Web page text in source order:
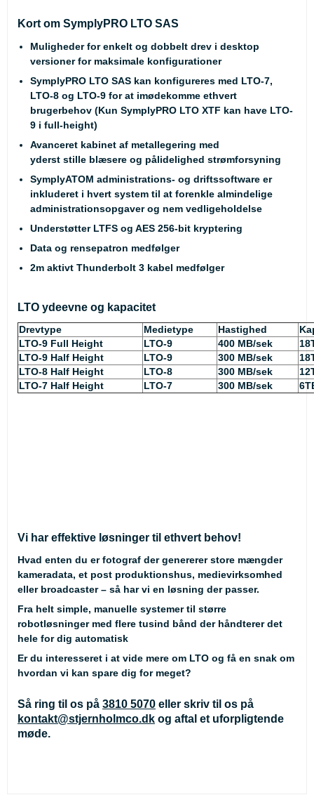
Kort om SymplyPRO LTO SAS
Muligheder for enkelt og dobbelt drev i desktop
versioner for maksimale konfigurationer
SymplyPRO LTO SAS kan konfigureres med LTO-7,
LTO-8 og LTO-9 for at imødekomme ethvert
brugerbehov (Kun SymplyPRO LTO XTF kan have LTO-
9 i full-height)
Avanceret kabinet af metallegering med
yderst stille blæsere og pålidelighed strømforsyning
SymplyATOM administrations- og driftssoftware er
inkluderet i hvert system til at forenkle almindelige
administrationsopgaver og nem vedligeholdelse
Understøtter LTFS og AES 256-bit kryptering
Data og rensepatron medfølger
2m aktivt Thunderbolt 3 kabel medfølger
LTO ydeevne og kapacitet
Drevtype Medietype Hastighed
LTO-9 Full Height
LTO-9 400 MB/sek
LTO-9 Half Height
LTO-9 300 MB/sek
LTO-8 Half Height
LTO-8 300 MB/sek
LTO-7 Half Height
LTO-7 300 MB/sek
Vi har effektive løsninger til ethvert behov!
Hvad enten du er fotograf der genererer store mængder
kameradata, et post produktionshus, medievirksomhed
eller broadcaster – så har vi en løsning der passer.
Fra helt simple, manuelle systemer til større
robotløsninger med flere tusind bånd der håndterer det
hele for dig automatisk
Er du interesseret i at vide mere om LTO og få en snak om
hvordan vi kan spare dig for meget?
Så ring til os på 3810 5070 eller skriv til os på
kontakt@stjernholmco.dk og aftal et uforpligtende
møde.